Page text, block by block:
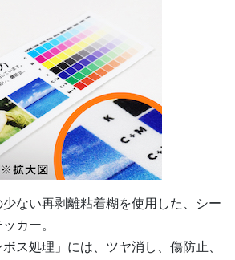
ない再剥離粘着糊を使用した、シー
カー。
ス処理」には、ツヤ消し、傷防止、